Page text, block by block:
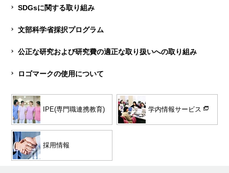
SDGsに関する取り組み
文部科学省採択プログラム
公正な研究および研究費の適正な取り扱いへの取り組み
ロゴマークの使用について
IPE(専門職連携教育) 学内情報サービス
採用情報